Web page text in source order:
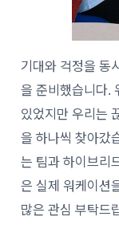
기대와 걱정을 동
을 준비했습니다.
있었지만 우리는
을 하나씩 찾아갔
는 팀과 하이브리
은 실제 워케이션
많은 관심 부탁드